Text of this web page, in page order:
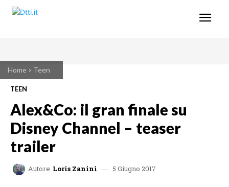
Home Teen
TEEN
Alex&Co: il gran finale su
Disney Channel – teaser
trailer
Autore Loris Zanini 5 Giugno 2017